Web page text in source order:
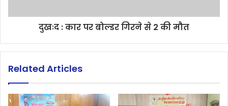
दुखःद : कार पर बोल्डर गिरने से 2 की मौत
Related Articles